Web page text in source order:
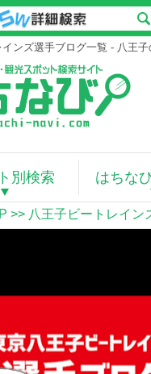
ンズ選手ブログ一覧 - 八王
別検索 はちな
>> 八王子ビートレイン